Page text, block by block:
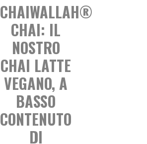
CHAIWALLAH®
CHAI: IL
NOSTRO
CHAI LATTE
VEGANO, A
BASSO
CONTENUTO
DI